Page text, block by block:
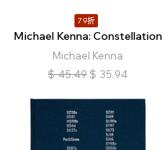
79折
Michael Kenna: Constellation
Michael Kenna
$ 45.49 $ 35.94